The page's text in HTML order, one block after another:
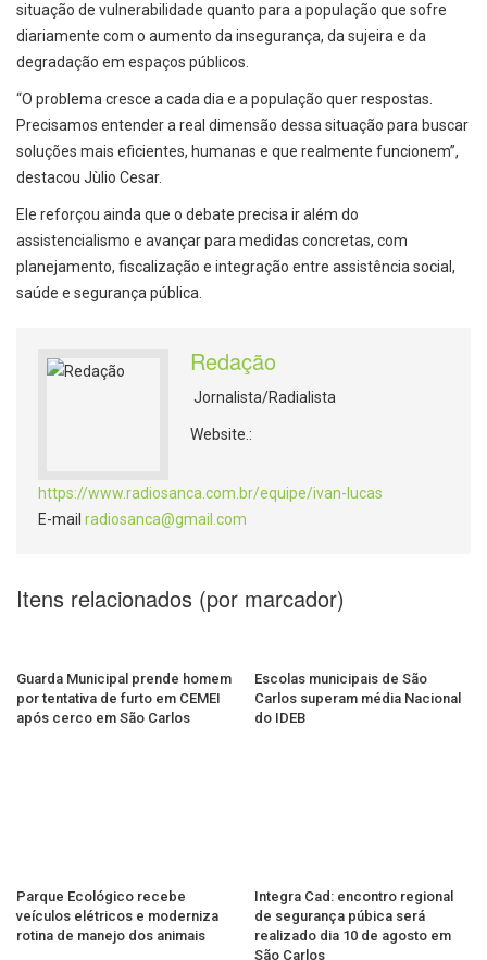
situação de vulnerabilidade quanto para a população que sofre
diariamente com o aumento da insegurança, da sujeira e da
degradação em espaços públicos.
“O problema cresce a cada dia e a população quer respostas.
Precisamos entender a real dimensão dessa situação para buscar
soluções mais eficientes, humanas e que realmente funcionem”,
destacou Jùlio Cesar.
Ele reforçou ainda que o debate precisa ir além do
assistencialismo e avançar para medidas concretas, com
planejamento, fiscalização e integração entre assistência social,
saúde e segurança pública.
Redação
Jornalista/Radialista
Website.:
https://www.radiosanca.com.br/equipe/ivan-lucas
E-mail radiosanca@gmail.com
Itens relacionados (por marcador)
Guarda Municipal prende homem
por tentativa de furto em CEMEI
após cerco em São Carlos
Escolas municipais de São
Carlos superam média Nacional
do IDEB
Parque Ecológico recebe
veículos elétricos e moderniza
rotina de manejo dos animais
Integra Cad: encontro regional
de segurança púbica será
realizado dia 10 de agosto em
São Carlos